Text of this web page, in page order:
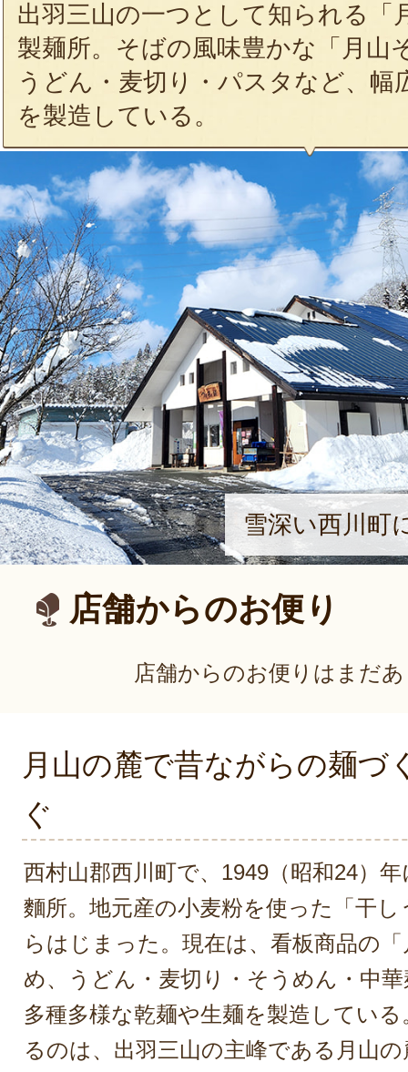
出羽三山の一つとして知られる「
製麺所。そばの風味豊かな「月山
うどん・麦切り・パスタなど、幅
を製造している。
雪深い西川町
店舗からのお便り
店舗からのお便りはまだ
月山の麓で昔ながらの麺づ
ぐ
西村山郡西川町で、1949（昭和24）
麵所。地元産の小麦粉を使った「干
らはじまった。現在は、看板商品の
め、うどん・麦切り・そうめん・中
多種多様な乾麺や生麺を製造してい
るのは、出羽三山の主峰である月山